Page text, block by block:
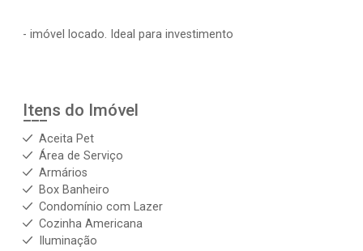
- imóvel locado. Ideal para investimento
Itens do Imóvel
Aceita Pet
Área de Serviço
Armários
Box Banheiro
Condomínio com Lazer
Cozinha Americana
Iluminação